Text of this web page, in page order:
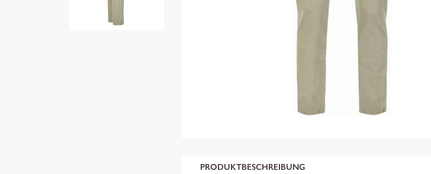
PRODUKTBESCHREIBUNG